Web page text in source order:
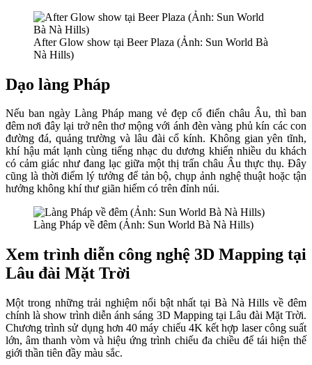
After Glow show tại Beer Plaza (Ảnh: Sun World Bà
Nà Hills)
Dạo làng Pháp
Nếu ban ngày Làng Pháp mang vẻ đẹp cổ điển châu Âu, thì ban
đêm nơi đây lại trở nên thơ mộng với ánh đèn vàng phủ kín các con
đường đá, quảng trường và lâu đài cổ kính. Không gian yên tĩnh,
khí hậu mát lạnh cùng tiếng nhạc du dương khiến nhiều du khách
có cảm giác như đang lạc giữa một thị trấn châu Âu thực thụ. Đây
cũng là thời điểm lý tưởng để tản bộ, chụp ảnh nghệ thuật hoặc tận
hưởng không khí thư giãn hiếm có trên đỉnh núi.
Làng Pháp về đêm (Ảnh: Sun World Bà Nà Hills)
Xem trình diễn công nghệ 3D Mapping tại
Lâu đài Mặt Trời
Một trong những trải nghiệm nổi bật nhất tại Bà Nà Hills về đêm
chính là show trình diễn ánh sáng 3D Mapping tại Lâu đài Mặt Trời.
Chương trình sử dụng hơn 40 máy chiếu 4K kết hợp laser công suất
lớn, âm thanh vòm và hiệu ứng trình chiếu đa chiều để tái hiện thế
giới thần tiên đầy màu sắc.